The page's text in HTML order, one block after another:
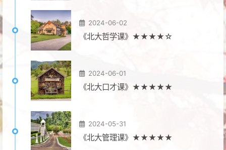
2024-06-02
《北大哲学课》★★★★☆
2024-06-01
《北大口才课》★★★★★
2024-05-31
《北大管理课》★★★★★